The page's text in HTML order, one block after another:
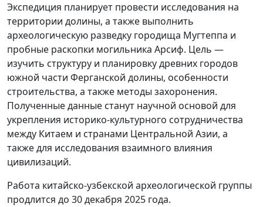
Экспедиция планирует провести исследования на
территории долины, а также выполнить
археологическую разведку городища Мугтеппа и
пробные раскопки могильника Арсиф. Цель —
изучить структуру и планировку древних городов
южной части Ферганской долины, особенности
строительства, а также методы захоронения.
Полученные данные станут научной основой для
укрепления историко-культурного сотрудничества
между Китаем и странами Центральной Азии, а
также для исследования взаимного влияния
цивилизаций.
Работа китайско-узбекской археологической группы
продлится до 30 декабря 2025 года.